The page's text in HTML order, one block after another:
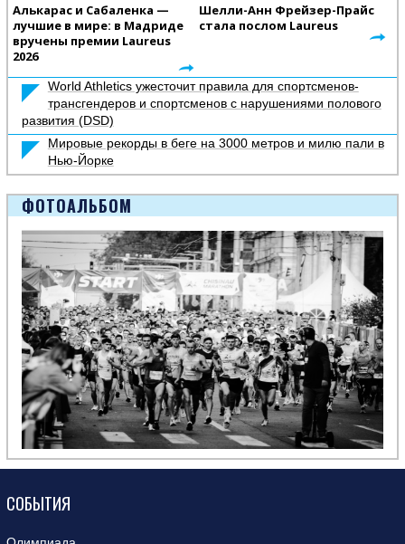
Алькарас и Сабаленка —
лучшие в мире: в Мадриде
вручены премии Laureus
2026
Шелли-Анн Фрейзер-Прайс
стала послом Laureus
World Athletics ужесточит правила для спортсменов-
трансгендеров и спортсменов с нарушениями полового
развития (DSD)
Мировые рекорды в беге на 3000 метров и милю пали в
Нью-Йорке
ФОТОАЛЬБОМ
СОБЫТИЯ